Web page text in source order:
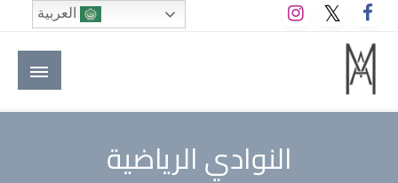
التخطي
إلى
المحتوى
M A hotels | إم ايه هوتيلز
الموقع الأول للعاملين في الفنادق في العالم العربي
النوادي الرياضية
العربية